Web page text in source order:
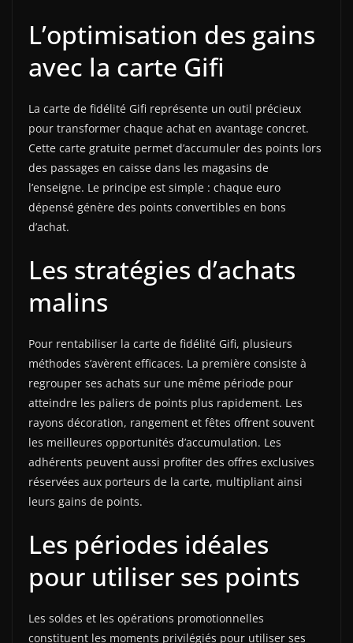
L’optimisation des gains
avec la carte Gifi
La carte de fidélité Gifi représente un outil précieux
pour transformer chaque achat en avantage concret.
Cette carte gratuite permet d’accumuler des points lors
des passages en caisse dans les magasins de
l’enseigne. Le principe est simple : chaque euro
dépensé génère des points convertibles en bons
d’achat.
Les stratégies d’achats
malins
Pour rentabiliser la carte de fidélité Gifi, plusieurs
méthodes s’avèrent efficaces. La première consiste à
regrouper ses achats sur une même période pour
atteindre les paliers de points plus rapidement. Les
rayons décoration, rangement et fêtes offrent souvent
les meilleures opportunités d’accumulation. Les
adhérents peuvent aussi profiter des offres exclusives
réservées aux porteurs de la carte, multipliant ainsi
leurs gains de points.
Les périodes idéales
pour utiliser ses points
Les soldes et les opérations promotionnelles
constituent les moments privilégiés pour utiliser ses